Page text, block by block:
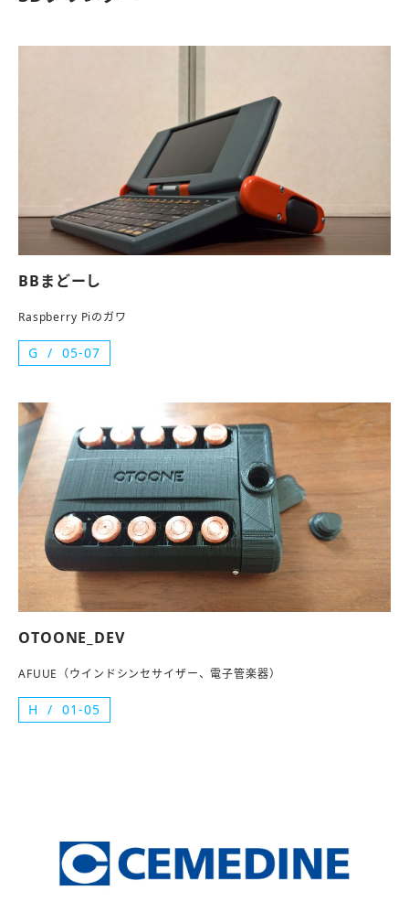
BBまどーし
Raspberry Piのガワ
G 05-07
OTOONE_DEV
AFUUE（ウインドシンセサイザー、電子管楽器）
H 01-05